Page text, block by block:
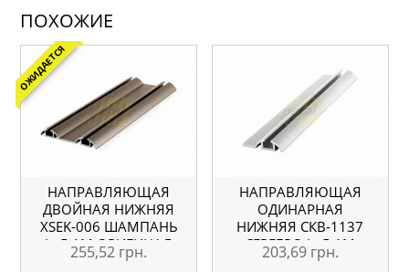
ПОХОЖИЕ
ОЖИДАЕТСЯ
НАПРАВЛЯЮЩАЯ
ДВОЙНАЯ НИЖНЯЯ
ХSEK-006 ШАМПАНЬ
L=5.1М ОРИГИНАЛ
255,52 грн.
НАПРАВЛЯЮЩАЯ
ОДИНАРНАЯ
НИЖНЯЯ СКВ-1137
СЕРЕБРО L=5.1М
ОРИГИНАЛ
203,69 грн.